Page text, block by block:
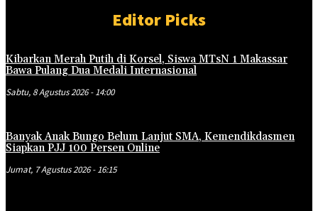
Editor Picks
Kibarkan Merah Putih di Korsel, Siswa MTsN 1 Makassar
Bawa Pulang Dua Medali Internasional
Sabtu, 8 Agustus 2026 - 14:00
Banyak Anak Bungo Belum Lanjut SMA, Kemendikdasmen
Siapkan PJJ 100 Persen Online
Jumat, 7 Agustus 2026 - 16:15